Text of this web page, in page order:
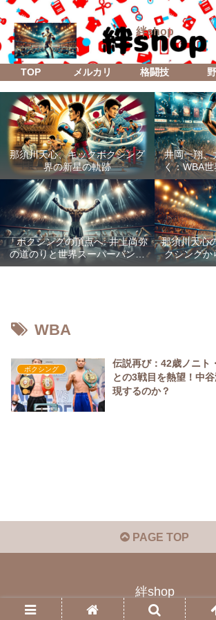
絆shop
TOP メルカリ 格闘技
那須川天心、キックボクシング
界の新星の軌跡
井岡一翔、
く：WBA
防衛戦「
「ボクシングの頂点へ: 井上尚弥
の道のりと世界スーパーバンタ
ム級統一戦の全貌」
那須川天心
クシングか
WBA
ボクシング
伝説再び：42歳ノニト
との3戦目を熱望！中
現するのか？
PAGE TOP
絆shop
© 2023 絆shop.